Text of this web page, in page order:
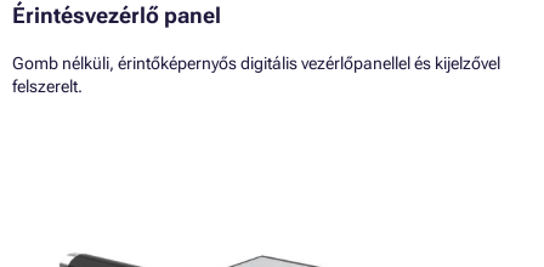
Érintésvezérlő panel
Gomb nélküli, érintőképernyős digitális vezérlőpanellel és kijelzővel
felszerelt.